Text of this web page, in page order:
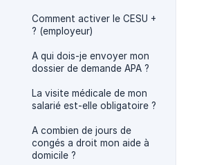
Comment activer le CESU +
? (employeur)
A qui dois-je envoyer mon
dossier de demande APA ?
La visite médicale de mon
salarié est-elle obligatoire ?
A combien de jours de
congés a droit mon aide à
domicile ?